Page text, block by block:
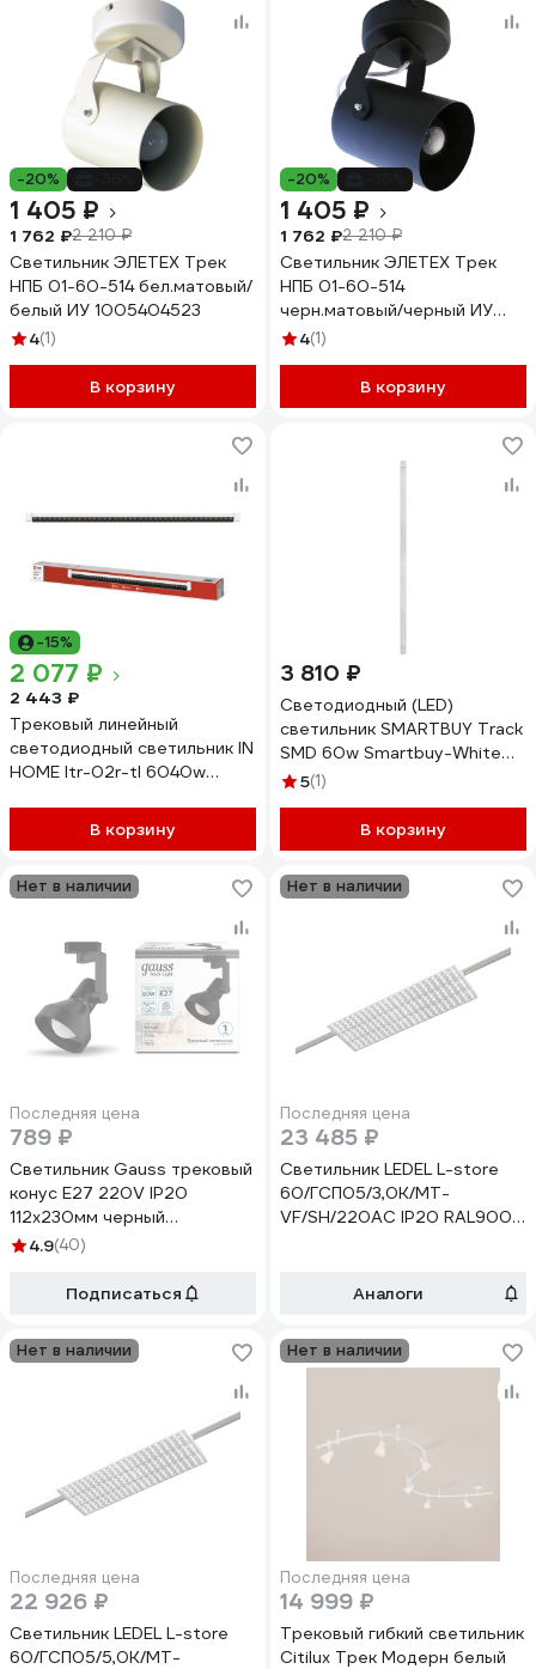
-20%
1 405 ₽
1 762 ₽2 210 ₽
Светильник ЭЛЕТЕХ Трек
НПБ 01-60-514 бел.матовый/
белый ИУ 1005404523
4(1)
В корзину
-20%
1 405 ₽
1 762 ₽2 210 ₽
Светильник ЭЛЕТЕХ Трек
НПБ 01-60-514
черн.матовый/черный ИУ
1005404528
4(1)
В корзину
-15%
2 077 ₽
2 443 ₽
Трековый линейный
светодиодный светильник IN
HOME ltr-02r-tl 6040w
белый, серии top-line
4690612045900
В корзину
3 810 ₽
Светодиодный (LED)
светильник SMARTBUY Track
SMD 60w Smartbuy-White
4000K/IP20 SBL-CTLW1-
5(1)
В корзину
Нет в наличии
Последняя цена
789 ₽
Светильник Gauss трековый
конус E27 220V IP20
112х230мм черный
однофазный TR013
4.9(40)
Подписаться
Нет в наличии
Последняя цена
23 485 ₽
Светильник LEDEL L-store
60/ГСП05/3,0К/MT-
VF/SH/220AC IP20 RAL9005
Аналоги
Нет в наличии
Последняя цена
22 926 ₽
Светильник LEDEL L-store
60/ГСП05/5,0К/MT-
Нет в наличии
Последняя цена
14 999 ₽
Трековый гибкий светильник
Citilux Трек Модерн белый